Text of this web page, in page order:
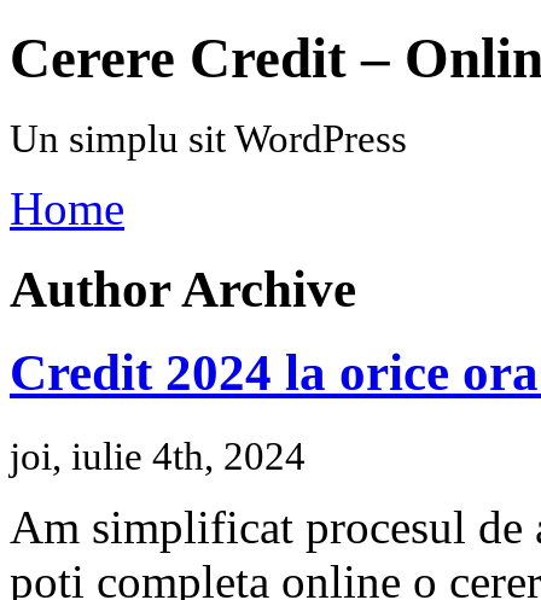
Cerere Credit –
Un simplu sit WordPress
Home
Author Archive
Credit 2024 la orice
joi, iulie 4th, 2024
Am simplificat procesul de
poti completa online o